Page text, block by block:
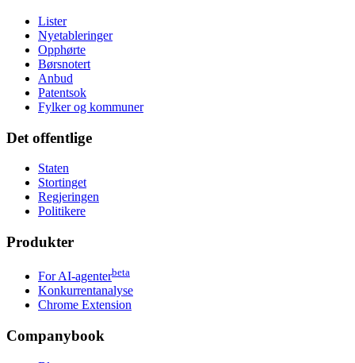
Lister
Nyetableringer
Opphørte
Børsnotert
Anbud
Patentsok
Fylker og kommuner
Det offentlige
Staten
Stortinget
Regjeringen
Politikere
Produkter
For AI-agenterbeta
Konkurrentanalyse
Chrome Extension
Companybook